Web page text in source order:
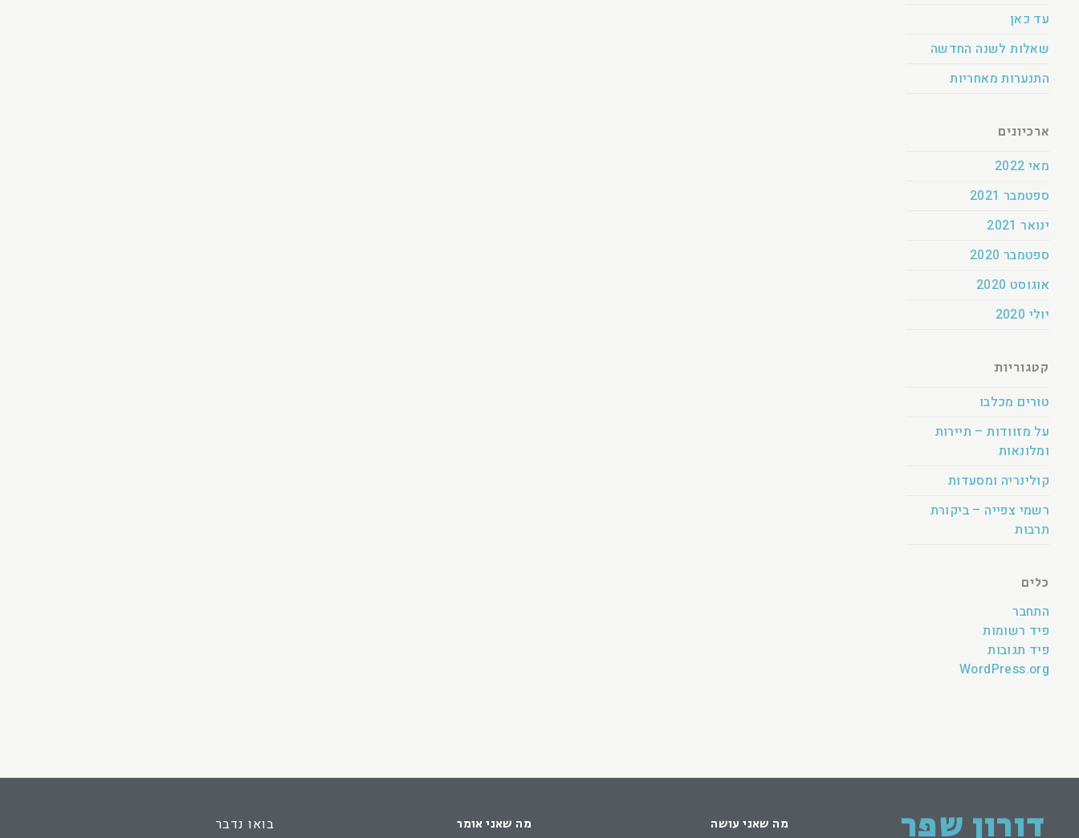
עד כאן
שאלות לשנה החדשה
התנערות מאחריות
ארכיונים
מאי 2022
ספטמבר 2021
ינואר 2021
ספטמבר 2020
אוגוסט 2020
יולי 2020
קטגוריות
טורים מכלבו
על מזוודות – תיירות
ומלונאות
קולינריה ומסעדות
רשמי צפייה – ביקורת
תרבות
כלים
התחבר
פיד רשומות
פיד תגובות
WordPress.org
דורון שפר מה שאני עושה מה שאני אומר בואו נדבר